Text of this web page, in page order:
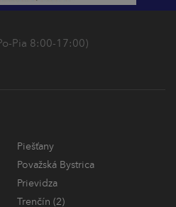
Pia 8:00-17:00)
Piešťany
Považská Bystrica
Prievidza
Trenčín (2)